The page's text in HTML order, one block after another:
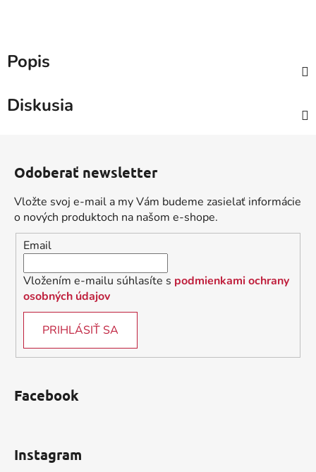
Popis
Diskusia
Odoberať newsletter
Vložte svoj e-mail a my Vám budeme zasielať informácie
o nových produktoch na našom e-shope.
Email
Vložením e-mailu súhlasíte s podmienkami ochrany
osobných údajov
PRIHLÁSIŤ SA
Facebook
Instagram